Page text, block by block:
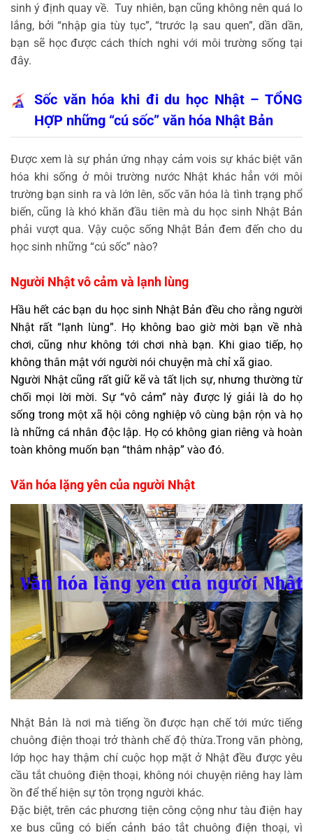
sinh ý định quay về. Tuy nhiên, bạn cũng không nên quá lo
lắng, bởi “nhập gia tùy tục”, “trước lạ sau quen”, dần dần,
bạn sẽ học được cách thích nghi với môi trường sống tại
đây.
Sốc văn hóa khi đi du học Nhật – TỔNG
HỢP những “cú sốc” văn hóa Nhật Bản
Được xem là sự phản ứng nhạy cảm vois sự khác biệt văn
hóa khi sống ở môi trường nước Nhật khác hẳn với môi
trường bạn sinh ra và lớn lên, sốc văn hóa là tình trạng phổ
biến, cũng là khó khăn đầu tiên mà du học sinh Nhật Bản
phải vượt qua. Vậy cuộc sống Nhật Bản đem đến cho du
học sinh những “cú sốc” nào?
Người Nhật vô cảm và lạnh lùng
Hầu hết các bạn du học sinh Nhật Bản đều cho rằng người
Nhật rất “lạnh lùng”. Họ không bao giờ mời bạn về nhà
chơi, cũng như không tới chơi nhà bạn. Khi giao tiếp, họ
không thân mật với người nói chuyện mà chỉ xã giao.
Người Nhật cũng rất giữ kẽ và tất lịch sự, nhưng thường từ
chối mọi lời mời. Sự “vô cảm” này được lý giải là do họ
sống trong một xã hội công nghiệp vô cùng bận rộn và họ
là những cá nhân độc lập. Họ có không gian riêng và hoàn
toàn không muốn bạn “thâm nhập” vào đó.
Văn hóa lặng yên của người Nhật
Nhật Bản là nơi mà tiếng ồn được hạn chế tới mức tiếng
chuông điện thoại trở thành chế độ thừa.Trong văn phòng,
lớp học hay thậm chí cuộc họp mặt ở Nhật đều được yêu
cầu tắt chuông điện thoại, không nói chuyện riêng hay làm
ồn để thể hiện sự tôn trọng người khác.
Đặc biệt, trên các phương tiện công cộng như tàu điện hay
xe bus cũng có biển cảnh báo tắt chuông điện thoại, vì